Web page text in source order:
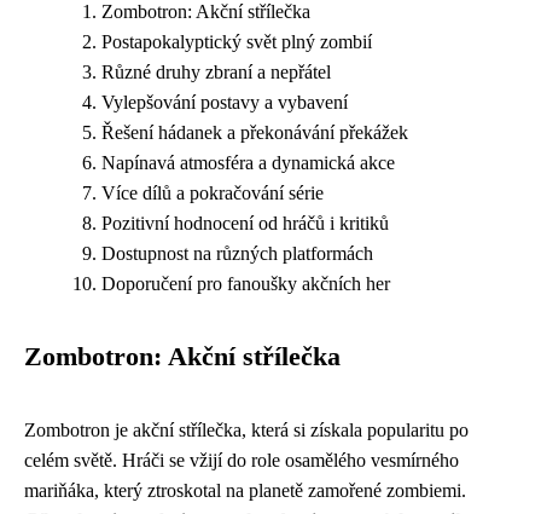
Zombotron: Akční střílečka
Postapokalyptický svět plný zombií
Různé druhy zbraní a nepřátel
Vylepšování postavy a vybavení
Řešení hádanek a překonávání překážek
Napínavá atmosféra a dynamická akce
Více dílů a pokračování série
Pozitivní hodnocení od hráčů i kritiků
Dostupnost na různých platformách
Doporučení pro fanoušky akčních her
Zombotron: Akční střílečka
Zombotron je akční střílečka, která si získala popularitu po
celém světě. Hráči se vžijí do role osamělého vesmírného
mariňáka, který ztroskotal na planetě zamořené zombiemi.